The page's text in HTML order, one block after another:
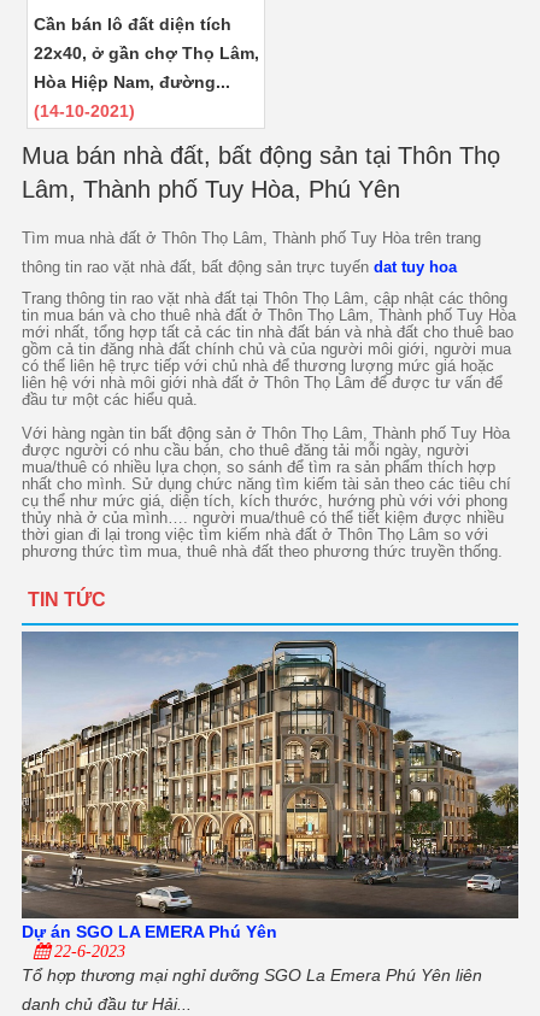
Cần bán lô đất diện tích
22x40, ở gần chợ Thọ Lâm,
Hòa Hiệp Nam, đường...
(14-10-2021)
Mua bán nhà đất, bất động sản tại Thôn Thọ
Lâm, Thành phố Tuy Hòa, Phú Yên
Tìm mua nhà đất ở Thôn Thọ Lâm, Thành phố Tuy Hòa trên trang
thông tin rao vặt nhà đất, bất động sản trực tuyến dat tuy hoa
Trang thông tin rao vặt nhà đất tại Thôn Thọ Lâm, cập nhật các thông
tin mua bán và cho thuê nhà đất ở Thôn Thọ Lâm, Thành phố Tuy Hòa
mới nhất, tổng hợp tất cả các tin nhà đất bán và nhà đất cho thuê bao
gồm cả tin đăng nhà đất chính chủ và của người môi giới, người mua
có thể liên hệ trực tiếp với chủ nhà để thương lượng mức giá hoặc
liên hệ với nhà môi giới nhà đất ở Thôn Thọ Lâm để được tư vấn để
đầu tư một các hiểu quả.
Với hàng ngàn tin bất động sản ở Thôn Thọ Lâm, Thành phố Tuy Hòa
được người có nhu cầu bán, cho thuê đăng tải mỗi ngày, người
mua/thuê có nhiều lựa chọn, so sánh để tìm ra sản phẩm thích hợp
nhất cho mình. Sử dụng chức năng tìm kiếm tài sản theo các tiêu chí
cụ thể như mức giá, diện tích, kích thước, hướng phù với với phong
thủy nhà ở của mình…. người mua/thuê có thể tiết kiệm được nhiều
thời gian đi lại trong việc tìm kiếm nhà đất ở Thôn Thọ Lâm so với
phương thức tìm mua, thuê nhà đất theo phương thức truyền thống.
TIN TỨC
Dự án SGO LA EMERA Phú Yên
22-6-2023
Tổ hợp thương mại nghỉ dưỡng SGO La Emera Phú Yên liên
danh chủ đầu tư Hải...